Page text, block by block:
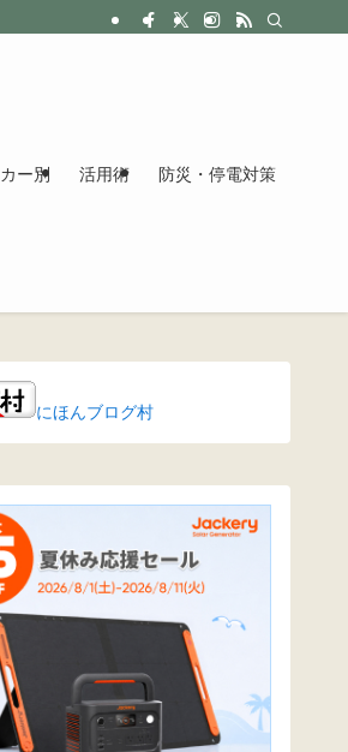
ー別 活用術 防災・停電対策
にほんブログ村